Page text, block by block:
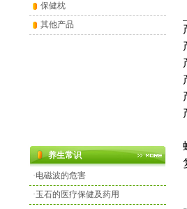
保健枕
其他产品
养生常识
·电磁波的危害
·玉石的医疗保健及药用